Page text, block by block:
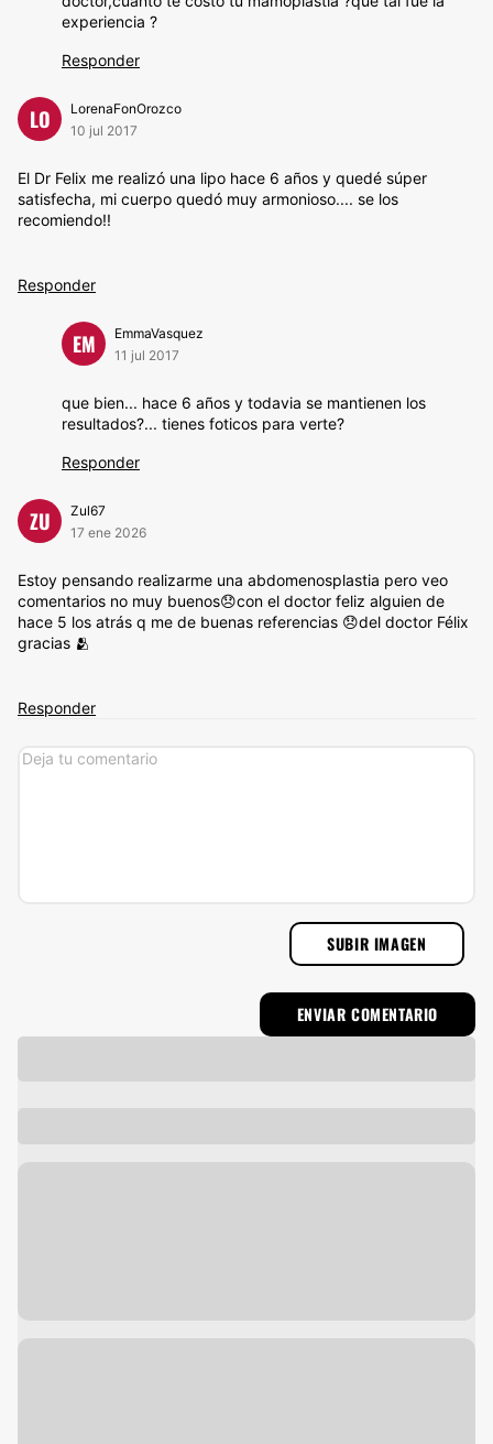
experiencia ?
Responder
LO
LorenaFonOrozco
10 jul 2017
El Dr Felix me realizó una lipo hace 6 años y quedé súper
satisfecha, mi cuerpo quedó muy armonioso.... se los
recomiendo!!
Responder
EM
EmmaVasquez
11 jul 2017
que bien... hace 6 años y todavia se mantienen los
resultados?... tienes foticos para verte?
Responder
ZU
Zul67
17 ene 2026
Estoy pensando realizarme una abdomenosplastia pero veo
comentarios no muy buenos😞con el doctor feliz alguien de
hace 5 los atrás q me de buenas referencias 😞del doctor Félix
gracias 🫂
Responder
SUBIR IMAGEN